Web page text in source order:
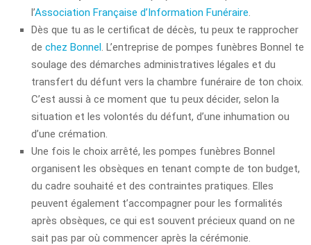
l’Association Française d’Information Funéraire
Dès que tu as le certificat de décès, tu peux te rapprocher
de chez Bonnel . L’entreprise de pompes funèbres Bonnel te
soulage des démarches administratives légales et du
transfert du défunt vers la chambre funéraire de ton choix.
C’est aussi à ce moment que tu peux décider, selon la
situation et les volontés du défunt, d’une inhumation ou
d’une crémation.
Une fois le choix arrêté, les pompes funèbres Bonnel
organisent les obsèques en tenant compte de ton budget,
du cadre souhaité et des contraintes pratiques. Elles
peuvent également t’accompagner pour les formalités
après obsèques, ce qui est souvent précieux quand on ne
sait pas par où commencer après la cérémonie.